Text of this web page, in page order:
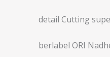
detail Cutting
berlabel ORI